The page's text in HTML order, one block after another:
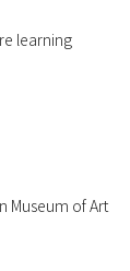
learning
Museum of Art